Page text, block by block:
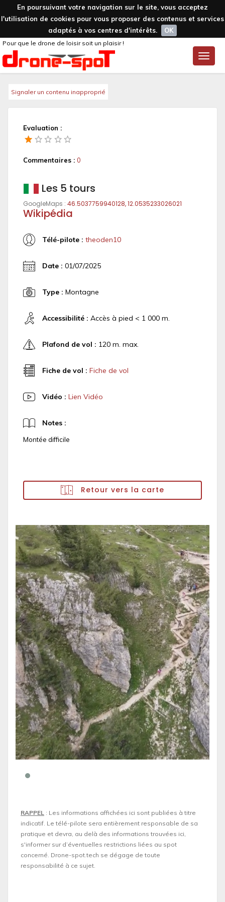
En poursuivant votre navigation sur le site, vous acceptez
l'utilisation de cookies pour vous proposer des contenus et services
adaptés à vos centres d'intérêts.
OK
Toggle
Pour que le drone de loisir soit un plaisir !
Signaler un contenu inapproprié
Evaluation :
Commentaires : 0
Les 5 tours
GoogleMaps : 46.5037759940128, 12.0535233026021
Wikipédia
Télé-pilote : theoden10
Date : 01/07/2025
Type : Montagne
Accessibilité : Accès à pied < 1 000 m.
Plafond de vol : 120 m. max.
Fiche de vol : Fiche de vol
Vidéo : Lien Vidéo
Notes :
Montée difficile
Retour vers la carte
RAPPEL : Les informations affichées ici sont publiées à titre
indicatif. Le télé-pilote sera entièrement responsable de sa
pratique et devra, au delà des informations trouvées ici,
s'informer sur d’éventuelles restrictions liées au spot
concerné. Drone-spot.tech se dégage de toute
responsabilité à ce sujet.